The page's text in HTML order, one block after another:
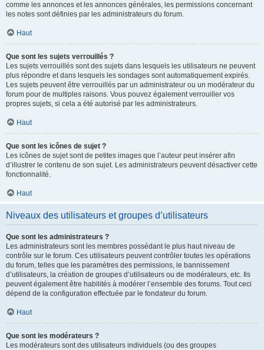
comme les annonces et les annonces générales, les permissions concernant
les notes sont définies par les administrateurs du forum.
Haut
Que sont les sujets verrouillés ?
Les sujets verrouillés sont des sujets dans lesquels les utilisateurs ne peuvent
plus répondre et dans lesquels les sondages sont automatiquement expirés.
Les sujets peuvent être verrouillés par un administrateur ou un modérateur du
forum pour de multiples raisons. Vous pouvez également verrouiller vos
propres sujets, si cela a été autorisé par les administrateurs.
Haut
Que sont les icônes de sujet ?
Les icônes de sujet sont de petites images que l’auteur peut insérer afin
d’illustrer le contenu de son sujet. Les administrateurs peuvent désactiver cette
fonctionnalité.
Haut
Niveaux des utilisateurs et groupes d’utilisateurs
Que sont les administrateurs ?
Les administrateurs sont les membres possédant le plus haut niveau de
contrôle sur le forum. Ces utilisateurs peuvent contrôler toutes les opérations
du forum, telles que les paramètres des permissions, le bannissement
d’utilisateurs, la création de groupes d’utilisateurs ou de modérateurs, etc. Ils
peuvent également être habilités à modérer l’ensemble des forums. Tout ceci
dépend de la configuration effectuée par le fondateur du forum.
Haut
Que sont les modérateurs ?
Les modérateurs sont des utilisateurs individuels (ou des groupes